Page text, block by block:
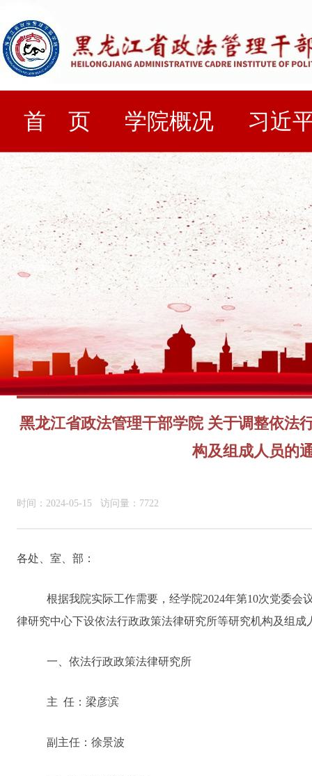
首 页 学院概况 习近
黑龙江省政法管理干部学院 关于调整依法
构及组成人员的
时间：2024-05-15 访问量：7722
各处、室、部：
根据我院实际工作需要，经学院2024年第10次党委会
律研究中心下设依法行政政策法律研究所等研究机构及组成
一、依法行政政策法律研究所
主 任：梁彦滨
副主任：徐景波